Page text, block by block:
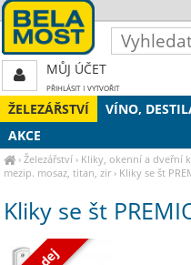
ŽELEZÁŘSTVÍ VÍNO,
AKCE
›Železářství › Kliky, okenní a dveřní
mezip. mosaz, titan, zir › Kliky se št
Kliky se št
MŮJ ÚČET
PŘIHLÁSIT| VYTVOŘIT